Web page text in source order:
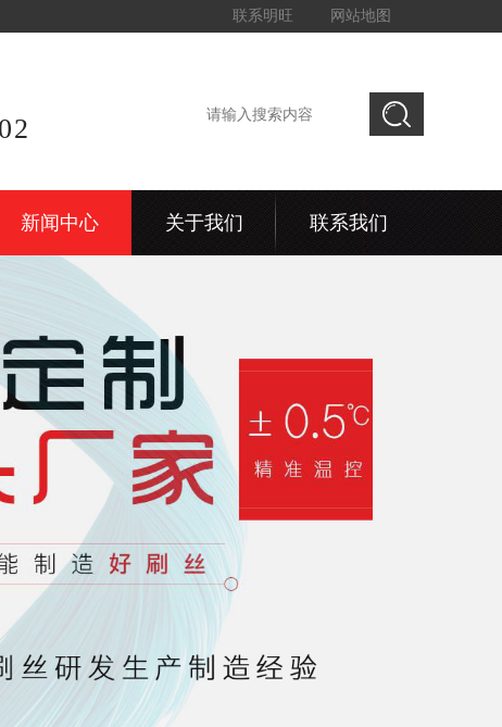
联系明旺 网站地图
新闻中心 关于我们 联系我们